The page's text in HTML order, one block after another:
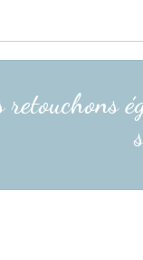
retouchons